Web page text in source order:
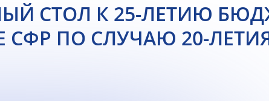
СТОЛ К 25-ЛЕТИЮ
СФР ПО СЛУЧАЮ 20-